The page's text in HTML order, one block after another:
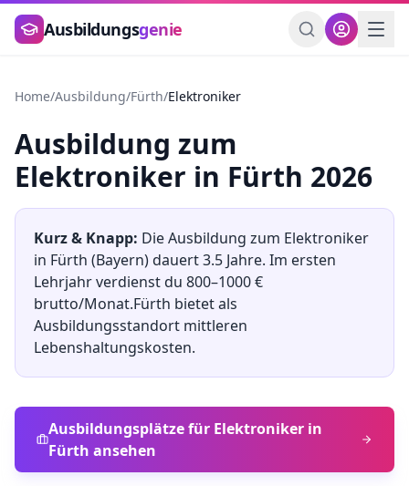
Zum Hauptinhalt springen
Ausbildungsgenie
Home/Ausbildung/Fürth/Elektroniker
Ausbildung zum
Elektroniker in Fürth 2026
Kurz & Knapp: Die Ausbildung zum Elektroniker
in Fürth (Bayern) dauert3.5 Jahre. Im ersten
Lehrjahr verdienst du 800–1000€
brutto/Monat.Fürth bietet als
Ausbildungsstandort mittleren
Lebenshaltungskosten.
Ausbildungsplätze für Elektronikerin
Fürth ansehen